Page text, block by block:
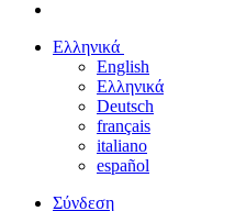
Ελληνικά
English
Ελληνικά
Deutsch
français
italiano
español
Σύνδεση